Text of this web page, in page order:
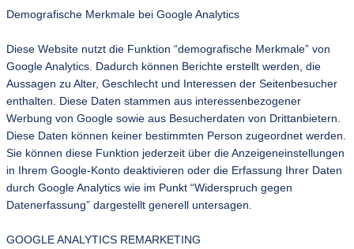
Demografische Merkmale bei Google Analytics
Diese Website nutzt die Funktion “demografische Merkmale” von
Google Analytics. Dadurch können Berichte erstellt werden, die
Aussagen zu Alter, Geschlecht und Interessen der Seitenbesucher
enthalten. Diese Daten stammen aus interessenbezogener
Werbung von Google sowie aus Besucherdaten von Drittanbietern.
Diese Daten können keiner bestimmten Person zugeordnet werden.
Sie können diese Funktion jederzeit über die Anzeigeneinstellungen
in Ihrem Google-Konto deaktivieren oder die Erfassung Ihrer Daten
durch Google Analytics wie im Punkt “Widerspruch gegen
Datenerfassung” dargestellt generell untersagen.
GOOGLE ANALYTICS REMARKETING